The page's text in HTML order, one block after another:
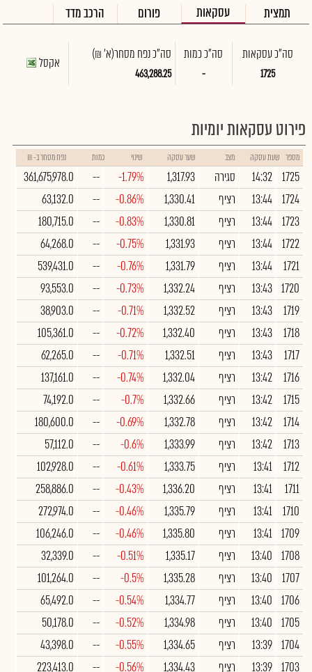
תמצית עסקאות פורום הרכב מדד
סה"כ עסקאות
1725
סה"כ כמות
-
סה"כ נפח מסחר(א' ₪)
463,288.25
אקסל
פירוט עסקאות יומיות
מספר שעת עסקה מצב שער עסקה שינוי כמות נפח מסחר ב- ₪
1725
14:32 סגירה 1,317.93
-1.79%
--
361,675,978.0
1724
13:44 רציף 1,330.41
-0.86%
--
63,132.0
1723
13:44 רציף 1,330.81
-0.83%
--
180,715.0
1722
13:44 רציף 1,331.93
-0.75%
--
64,268.0
1721
13:44 רציף 1,331.79
-0.76%
--
539,431.0
1720
13:43 רציף 1,332.24
-0.73%
--
93,553.0
1719
13:43 רציף 1,332.52
-0.71%
--
38,903.0
1718
13:43 רציף 1,332.40
-0.72%
--
105,361.0
1717
13:43 רציף 1,332.51
-0.71%
--
62,265.0
1716
13:42 רציף 1,332.04
-0.74%
--
137,161.0
1715
13:42 רציף 1,332.66
-0.7%
--
74,192.0
1714
13:42 רציף 1,332.78
-0.69%
--
180,600.0
1713
13:42 רציף 1,333.99
-0.6%
--
57,112.0
1712
13:41 רציף 1,333.75
-0.61%
--
102,928.0
1711
13:41 רציף 1,336.20
-0.43%
--
258,886.0
1710
13:41 רציף 1,335.79
-0.46%
--
272,974.0
1709
13:41 רציף 1,335.80
-0.46%
--
106,246.0
1708
13:40 רציף 1,335.17
-0.51%
--
32,339.0
1707
13:40 רציף 1,335.28
-0.5%
--
101,264.0
1706
13:40 רציף 1,334.77
-0.54%
--
65,492.0
1705
13:40 רציף 1,334.98
-0.52%
--
50,178.0
1704
13:39 רציף 1,334.65
-0.55%
--
43,398.0
1703
13:39 רציף 1,334.43
-0.56%
--
223,413.0